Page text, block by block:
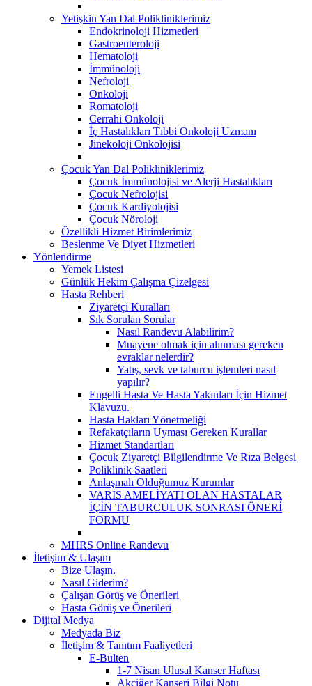
Yetişkin Yan Dal Polikliniklerimiz
Endokrinoloji Hizmetleri
Gastroenteroloji
Hematoloji
İmmünoloji
Nefroloji
Onkoloji
Romatoloji
Cerrahi Onkoloji
İç Hastalıkları Tıbbi Onkoloji Uzmanı
Jinekoloji Onkolojisi
Çocuk Yan Dal Polikliniklerimiz
Çocuk İmmünolojisi ve Alerji Hastalıkları
Çocuk Nefrolojisi
Çocuk Kardiyolojisi
Çocuk Nöroloji
Özellikli Hizmet Birimlerimiz
Beslenme Ve Diyet Hizmetleri
Yönlendirme
Yemek Listesi
Günlük Hekim Çalışma Çizelgesi
Hasta Rehberi
Ziyaretçi Kuralları
Sık Sorulan Sorular
Nasıl Randevu Alabilirim?
Muayene olmak için alınması gereken
evraklar nelerdir?
Yatış, sevk ve taburcu işlemleri nasıl
yapılır?
Engelli Hasta Ve Hasta Yakınları İçin Hizmet
Klavuzu.
Hasta Hakları Yönetmeliği
Refakatçıların Uyması Gereken Kurallar
Hizmet Standartları
Çocuk Ziyaretçi Bilgilendirme Ve Rıza Belgesi
Poliklinik Saatleri
Anlaşmalı Olduğumuz Kurumlar
VARİS AMELİYATI OLAN HASTALAR
İÇİN TABURCULUK SONRASI ÖNERİ
FORMU
MHRS Online Randevu
İletişim & Ulaşım
Bize Ulaşın.
Nasıl Giderim?
Çalışan Görüş ve Önerileri
Hasta Görüş ve Önerileri
Dijital Medya
Medyada Biz
İletişim & Tanıtım Faaliyetleri
E-Bülten
1-7 Nisan Ulusal Kanser Haftası
Akciğer Kanseri Bilgi Notu